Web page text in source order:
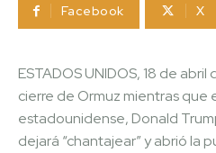
Facebook X
ESTADOS UNIDOS, 18 de
cierre de Ormuz mientras que
estadounidense, Donald
dejará “chantajear” y abrió la